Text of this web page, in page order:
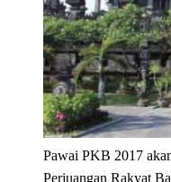
Pawai PKB 2017
Perjuangan Rakyat